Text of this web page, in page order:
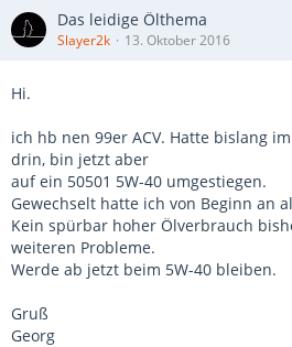
Das leidige Ölthema
Slayer2k 13. Oktober 2016
Hi.
ich hb nen 99er ACV. Hatte bislang
drin, bin jetzt aber
auf ein 50501 5W-40 umgestiegen.
Gewechselt hatte ich von Beginn an
Kein spürbar hoher Ölverbrauch
weiteren Probleme.
Werde ab jetzt beim 5W-40 bleiben.
Gruß
Georg